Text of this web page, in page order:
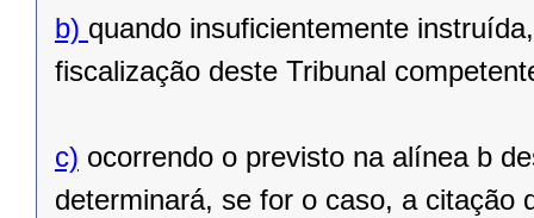
b) quando insuficientemente
fiscalização deste Tribunal
c) ocorrendo o previsto na alínea b
determinará, se for o caso, a citação